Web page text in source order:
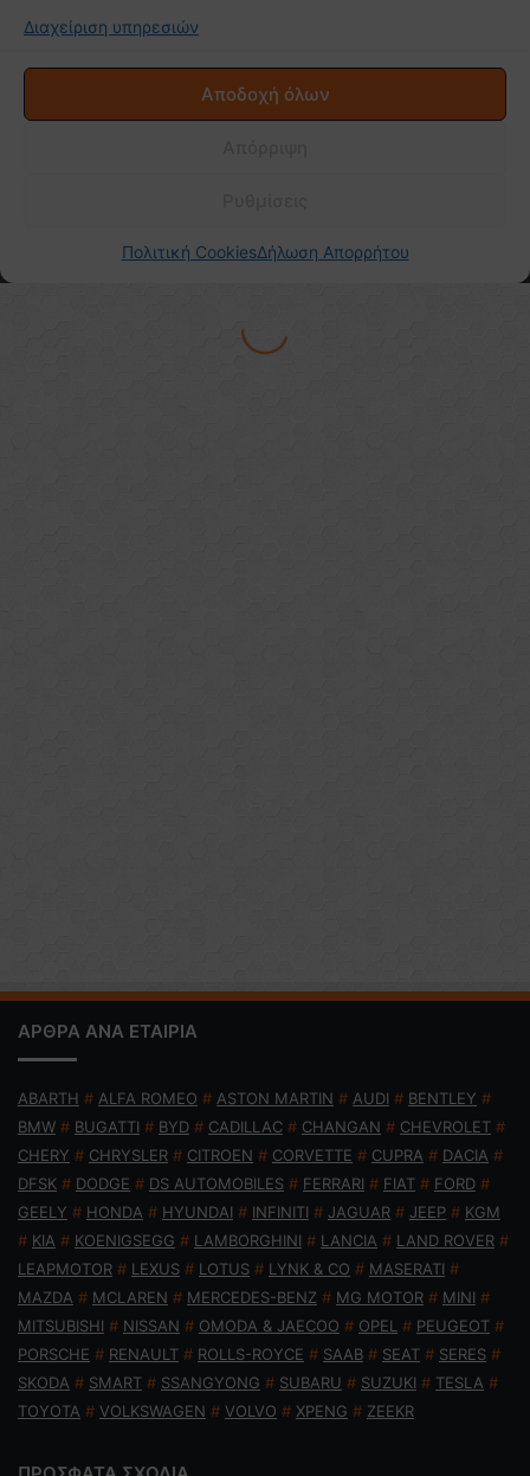
ΑΡΘΡΑ ΑΝΑ ΕΤΑΙΡΙΑ
ABARTH # ALFA ROMEO # ASTON MARTIN # AUDI # BENTLEY #
BMW # BUGATTI # BYD # CADILLAC # CHANGAN # CHEVROLET #
CHERY # CHRYSLER # CITROEN # CORVETTE # CUPRA # DACIA #
DFSK # DODGE # DS AUTOMOBILES # FERRARI # FIAT # FORD #
GEELY # HONDA # HYUNDAI # INFINITI # JAGUAR # JEEP # KGM
# KIA # KOENIGSEGG # LAMBORGHINI # LANCIA # LAND ROVER #
LEAPMOTOR # LEXUS # LOTUS # LYNK & CO # MASERATI #
MAZDA # MCLAREN # MERCEDES-BENZ # MG MOTOR # MINI #
MITSUBISHI # NISSAN # OMODA & JAECOO # OPEL # PEUGEOT #
PORSCHE # RENAULT # ROLLS-ROYCE # SAAB # SEAT # SERES #
SKODA # SMART # SSANGYONG # SUBARU # SUZUKI # TESLA #
TOYOTA # VOLKSWAGEN # VOLVO # XPENG # ZEEKR